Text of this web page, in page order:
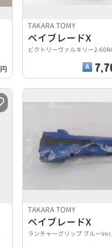
円
TAKARA TOMY
ベイブレードX
ビクトリーヴァルキリー2-
TAKARA TOMY
ベイブレードX
ランチャーグリップ ブルーVer.